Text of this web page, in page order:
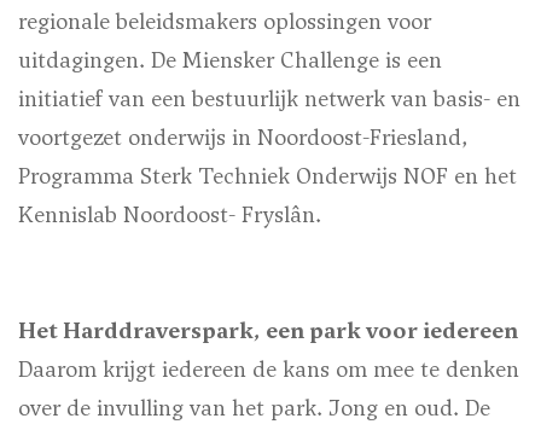
regionale beleidsmakers oplossingen voor
uitdagingen. De Miensker Challenge is een
initiatief van een bestuurlijk netwerk van basis- en
voortgezet onderwijs in Noordoost-Friesland,
Programma Sterk Techniek Onderwijs NOF en het
Kennislab Noordoost- Fryslân.
Het Harddraverspark, een park voor iedereen
Daarom krijgt iedereen de kans om mee te denken
over de invulling van het park. Jong en oud. De